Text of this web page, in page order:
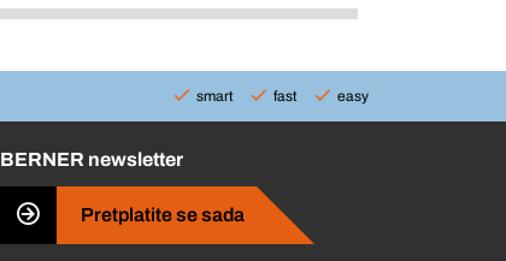
smart fast easy
BERNER newsletter
Pretplatite se sada